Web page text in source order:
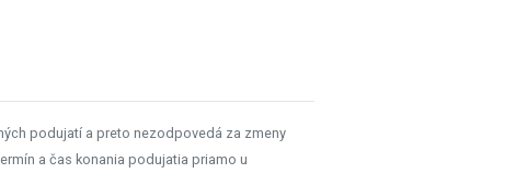
podujatí a preto nezodpovedá za zmeny
a čas konania podujatia priamo u